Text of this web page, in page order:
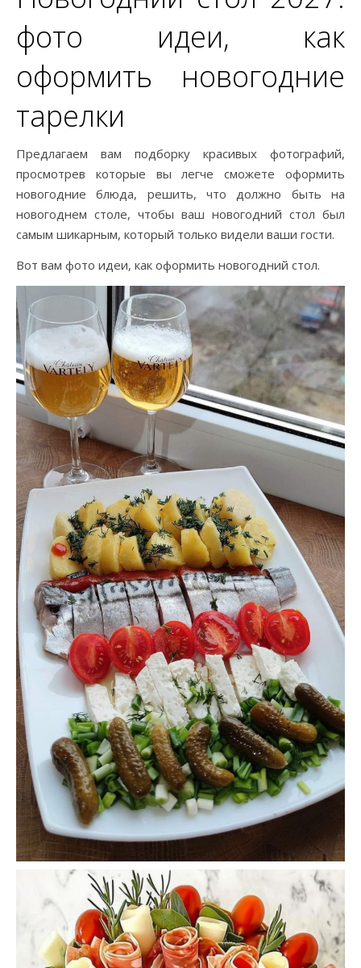
фото идеи, как
оформить новогодние
тарелки
Предлагаем вам подборку красивых фотографий,
просмотрев которые вы легче сможете оформить
новогодние блюда, решить, что должно быть на
новогоднем столе, чтобы ваш новогодний стол был
самым шикарным, который только видели ваши гости.
Вот вам фото идеи, как оформить новогодний стол.